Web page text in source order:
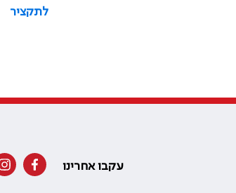
לתקציר
עקבו אחרינו